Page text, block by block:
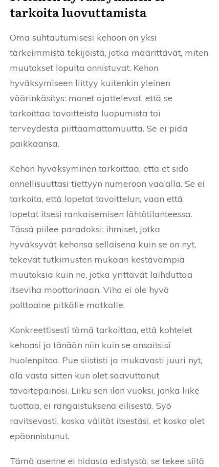
tarkoita luovuttamista
Oma suhtautumisesi kehoon on yksi
tärkeimmistä tekijöistä, jotka määrittävät, miten
muutokset lopulta onnistuvat. Kehon
hyväksymiseen liittyy kuitenkin yleinen
väärinkäsitys: monet ajattelevat, että se
tarkoittaa tavoitteista luopumista tai
terveydestä piittaamattomuutta. Se ei pidä
paikkaansa.
Kehon hyväksyminen tarkoittaa, että et sido
onnellisuuttasi tiettyyn numeroon vaa’alla. Se ei
tarkoita, että lopetat tavoittelun, vaan että
lopetat itsesi rankaisemisen lähtötilanteessa.
Tässä piilee paradoksi: ihmiset, jotka
hyväksyvät kehonsa sellaisena kuin se on nyt,
tekevät tutkimusten mukaan kestävämpiä
muutoksia kuin ne, jotka yrittävät laihduttaa
itseviha moottorinaan. Viha ei ole hyvä
polttoaine pitkälle matkalle.
Konkreettisesti tämä tarkoittaa, että kohtelet
kehoasi jo tänään niin kuin se ansaitsisi
huolenpitoa. Pue siististi ja mukavasti juuri nyt,
älä vasta sitten kun olet saavuttanut
tavoitepainosi. Liiku sen ilon vuoksi, jonka liike
tuottaa, ei rangaistuksena eilisestä. Syö
ravitsevasti, koska välität itsestäsi, et koska olet
epäonnistunut.
Tämä asenne ei hidasta edistystä, se tekee siitä